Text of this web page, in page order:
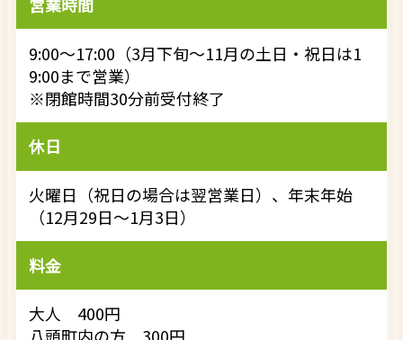
9:00～17:00（3月下旬～11月の土日・祝日は1
9:00まで営業）
※閉館時間30分前受付終了
休日
火曜日（祝日の場合は翌営業日）、年末年始
（12月29日～1月3日）
料金
大人 400円